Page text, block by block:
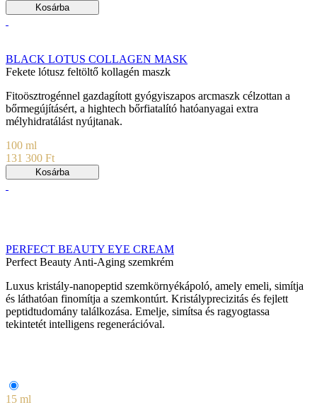
Kosárba
BLACK LOTUS COLLAGEN MASK
Fekete lótusz feltöltő kollagén maszk
Fitoösztrogénnel gazdagított gyógyiszapos arcmaszk célzottan a
bőrmegújításért, a hightech bőrfiatalító hatóanyagai extra
mélyhidratálást nyújtanak.
100 ml
131 300 Ft
Kosárba
PERFECT BEAUTY EYE CREAM
Perfect Beauty Anti-Aging szemkrém
Luxus kristály-nanopeptid szemkörnyékápoló, amely emeli, simítja
és láthatóan finomítja a szemkontúrt. Kristályprecizitás és fejlett
peptidtudomány találkozása. Emelje, simítsa és ragyogtassa
tekintetét intelligens regenerációval.
15 ml